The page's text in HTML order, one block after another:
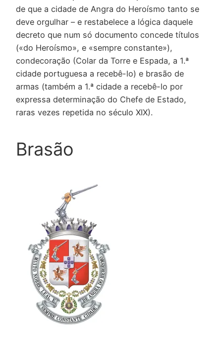
de que a cidade de Angra do Heroísmo tanto se
deve orgulhar – e restabelece a lógica daquele
decreto que num só documento concede títulos
(«do Heroísmo», e «sempre constante»),
condecoração (Colar da Torre e Espada, a 1.ª
cidade portuguesa a recebê-lo) e brasão de
armas (também a 1.ª cidade a recebê-lo por
expressa determinação do Chefe de Estado,
raras vezes repetida no século XIX).
Brasão